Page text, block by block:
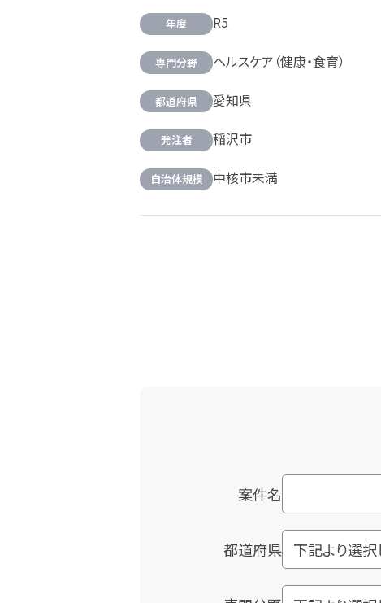
年度 R5
専門分野 ヘルスケア（健康・食育）
都道府県 愛知県
発注者 稲沢市
自治体規模 中核市未満
案件名
都道府県